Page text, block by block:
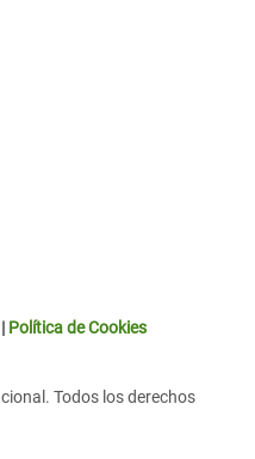
| Política de Cookies
Todos los derechos